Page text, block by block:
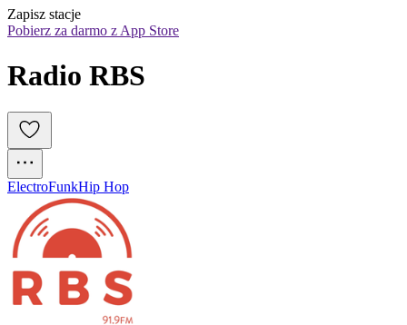
Zapisz stacje
Pobierz za darmo z App Store
Radio RBS
ElectroFunkHip Hop